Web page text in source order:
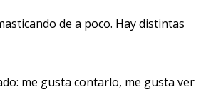
de a poco. Hay distintas
me gusta contarlo, me gusta ver